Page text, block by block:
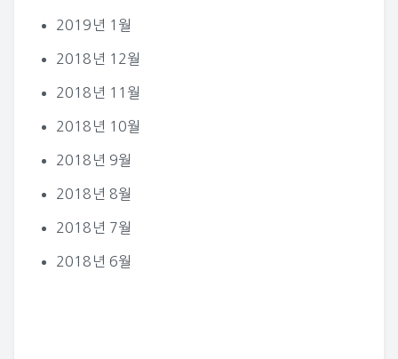
2019년 1월
2018년 12월
2018년 11월
2018년 10월
2018년 9월
2018년 8월
2018년 7월
2018년 6월